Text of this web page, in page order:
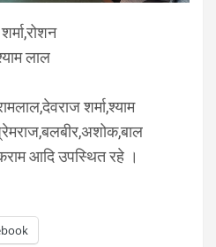
लाल
शर्मा,श्याम
आदि उपस्थित रहे ।